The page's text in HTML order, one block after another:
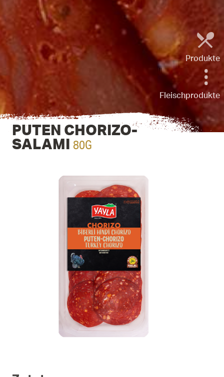
Produkte
Fleischprodukte
PUTEN CHORIZO-
SALAMI 80G